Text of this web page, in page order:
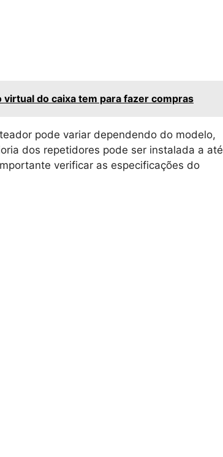
do caixa tem para fazer compras
pode variar dependendo do modelo,
dos repetidores pode ser instalada a até
verificar as especificações do